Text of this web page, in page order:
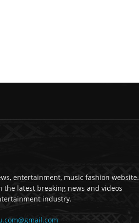
entertainment, music fashion website.
the latest breaking news and videos
industry.